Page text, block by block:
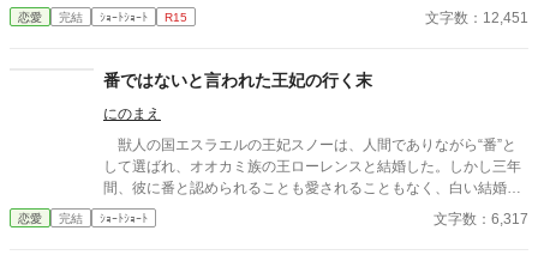
恋愛 完結 ｼｮｰﾄｼｮｰﾄ R15 文字数：12,451
番ではないと言われた王妃の行く末
にのまえ
獣人の国エスラエルの王妃スノーは、人間でありながら“番”と
して選ばれ、オオカミ族の王ローレンスと結婚した。しかし三年
間、彼に番と認められることも愛されることもなく、白い結婚の
まま冷遇され続ける。 それでも王妃として国に尽くしてきたス
ノーだったが、ある日、ローレンスが別の令嬢レイアーを懐妊さ
恋愛 完結 ｼｮｰﾄｼｮｰﾄ 文字数：6,317